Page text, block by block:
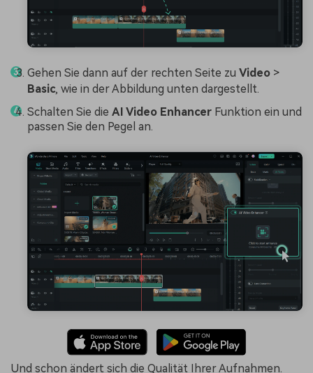
Gehen Sie dann auf der rechten Seite zu Video >
Basic, wie in der Abbildung unten dargestellt.
Schalten Sie die AI Video Enhancer Funktion ein und
passen Sie den Pegel an.
Und schon ändert sich die Qualität Ihrer Aufnahmen.